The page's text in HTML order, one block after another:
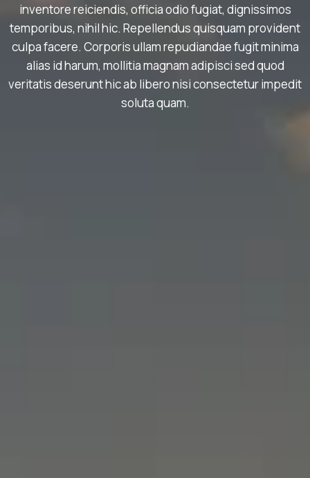
inventore reiciendis, officia odio fugiat, dignissimos
temporibus, nihil hic. Repellendus quisquam provident
culpa facere. Corporis ullam repudiandae fugit minima
alias id harum, mollitia magnam adipisci sed quod
veritatis deserunt hic ab libero nisi consectetur impedit
soluta quam.